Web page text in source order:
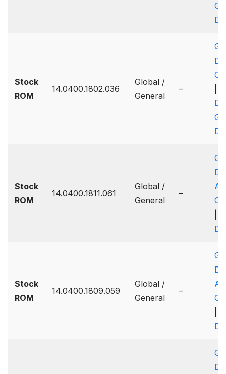
Stock
ROM
14.0400.1802.036
Global /
General
–
Stock
ROM
14.0400.1811.061
Global /
General
–
Stock
ROM
14.0400.1809.059
Global /
General
–